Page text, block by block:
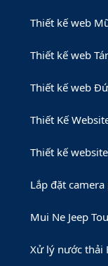
Thiết kế web
Thiết kế web
Thiết kế web
Thiết Kế
Thiết kế
Lắp đặt
Mui Ne Jeep
Xử lý nước thải